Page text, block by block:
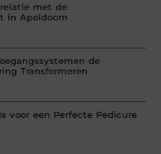
met de
in Apeldoorn
de
Transformeren
voor een Perfecte Pedicure